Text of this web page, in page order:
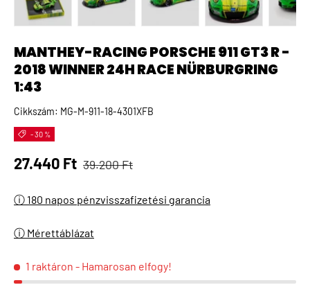
MANTHEY-RACING PORSCHE 911 GT3 R -
2018 WINNER 24H RACE NÜRBURGRING
1:43
Cikkszám: MG-M-911-18-4301XFB
- 30 %
Eladási ár
27.440 Ft Normál ár
39.200 Ft
ⓘ 180 napos pénzvisszafizetési garancia
ⓘ Mérettáblázat
1 raktáron - Hamarosan elfogy!